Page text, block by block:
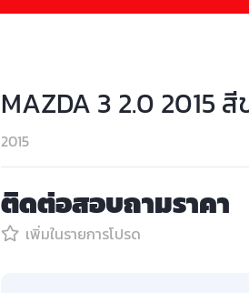
MAZDA 3 2.0 2015 สี
2015
ติดต่อสอบถามราคา
เพิ่มในรายการโปรด